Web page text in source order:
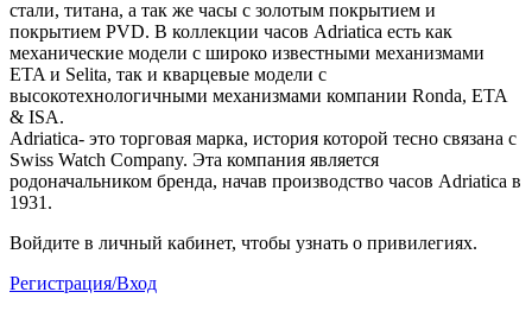
стали, титана, а так же часы с золотым покрытием и
покрытием PVD. В коллекции часов Adriatica есть как
механические модели с широко известными механизмами
ETA и Selita, так и кварцевые модели с
высокотехнологичными механизмами компании Ronda, ETA
& ISA.
Adriatica- это торговая марка, история которой тесно связана с
Swiss Watch Company. Эта компания является
родоначальником бренда, начав производство часов Adriatica в
1931.
Войдите в личный кабинет, чтобы узнать о привилегиях.
Регистрация/Вход